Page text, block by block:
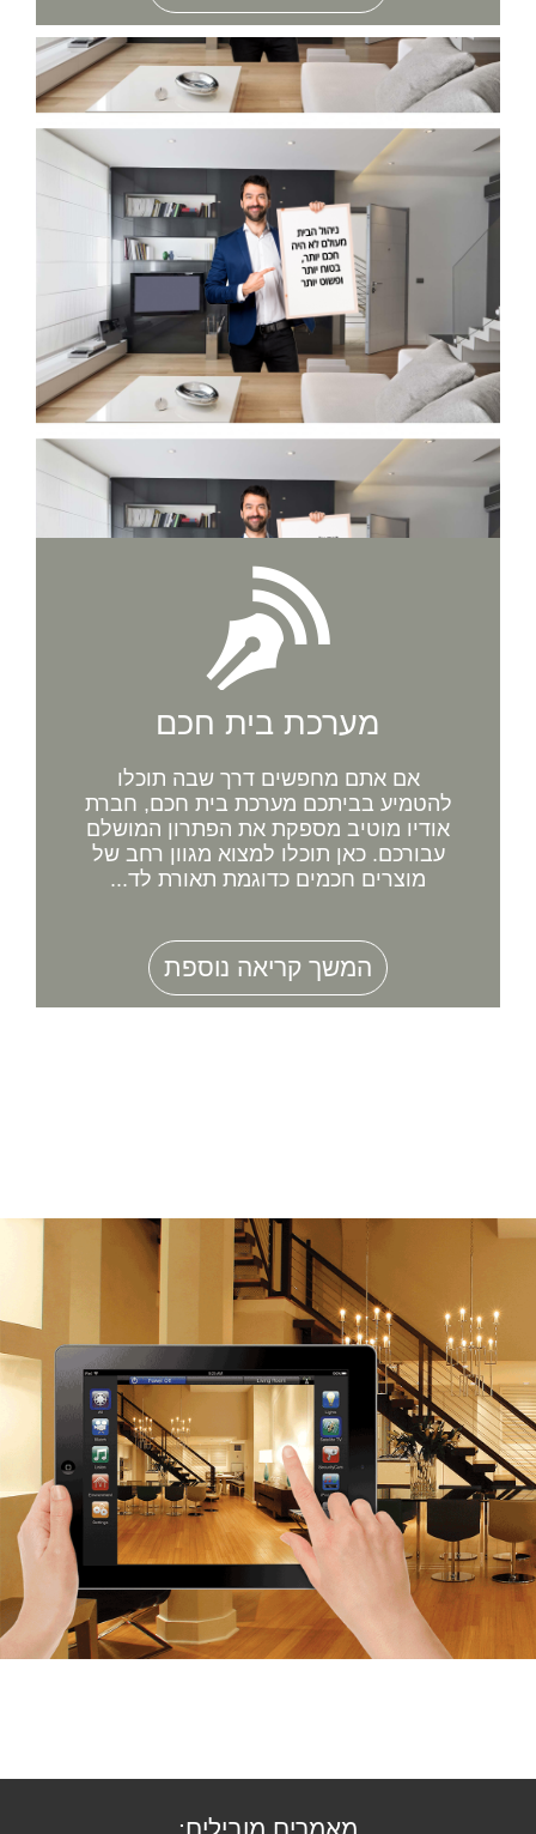
מערכת בית חכם
אם אתם מחפשים דרך שבה תוכלו
להטמיע בביתכם מערכת בית חכם, חברת
אודיו מוטיב מספקת את הפתרון המושלם
עבורכם. כאן תוכלו למצוא מגוון רחב של
מוצרים חכמים כדוגמת תאורת לד...
המשך קריאה נוספת
מאמרים מובילים: